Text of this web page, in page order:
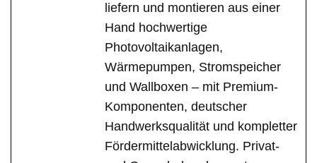
liefern und montieren aus einer
Hand hochwertige
Photovoltaikanlagen,
Wärmepumpen, Stromspeicher
und Wallboxen – mit Premium-
Komponenten, deutscher
Handwerksqualität und kompletter
Fördermittelabwicklung. Privat-